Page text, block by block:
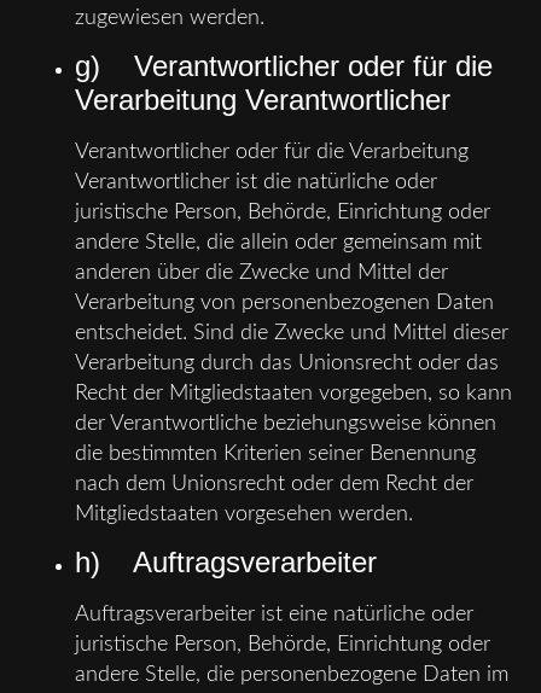
zugewiesen werden.
g) Verantwortlicher oder für die
Verarbeitung Verantwortlicher
Verantwortlicher oder für die Verarbeitung
Verantwortlicher ist die natürliche oder
juristische Person, Behörde, Einrichtung oder
andere Stelle, die allein oder gemeinsam mit
anderen über die Zwecke und Mittel der
Verarbeitung von personenbezogenen Daten
entscheidet. Sind die Zwecke und Mittel dieser
Verarbeitung durch das Unionsrecht oder das
Recht der Mitgliedstaaten vorgegeben, so kann
der Verantwortliche beziehungsweise können
die bestimmten Kriterien seiner Benennung
nach dem Unionsrecht oder dem Recht der
Mitgliedstaaten vorgesehen werden.
h) Auftragsverarbeiter
Auftragsverarbeiter ist eine natürliche oder
juristische Person, Behörde, Einrichtung oder
andere Stelle, die personenbezogene Daten im